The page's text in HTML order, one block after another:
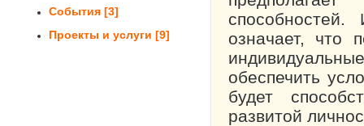
События [3]
Проекты и услуги [9]
способностей.
означает, что
обеспечить
будет
развитой